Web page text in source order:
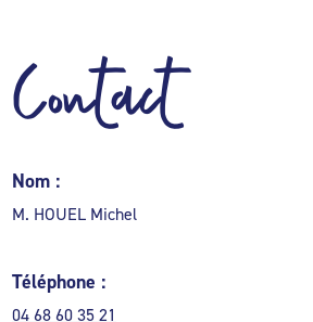
Contact
Nom :
M. HOUEL Michel
Téléphone :
04 68 60 35 21